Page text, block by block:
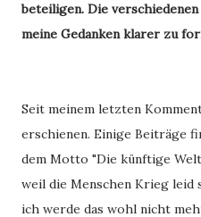
beteiligen. Die
meine Gedanken klarer zu
Seit meinem letzten
erschienen. Einige Beiträge
dem Motto "Die künftige
weil die Menschen Krieg leid
ich werde das wohl nicht